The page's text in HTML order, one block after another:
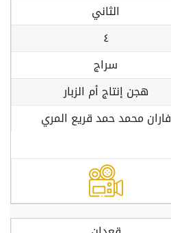
الثاني
٤
سراج
هجن إنتاج أم الزبار
فاران محمد حمد قريع المري